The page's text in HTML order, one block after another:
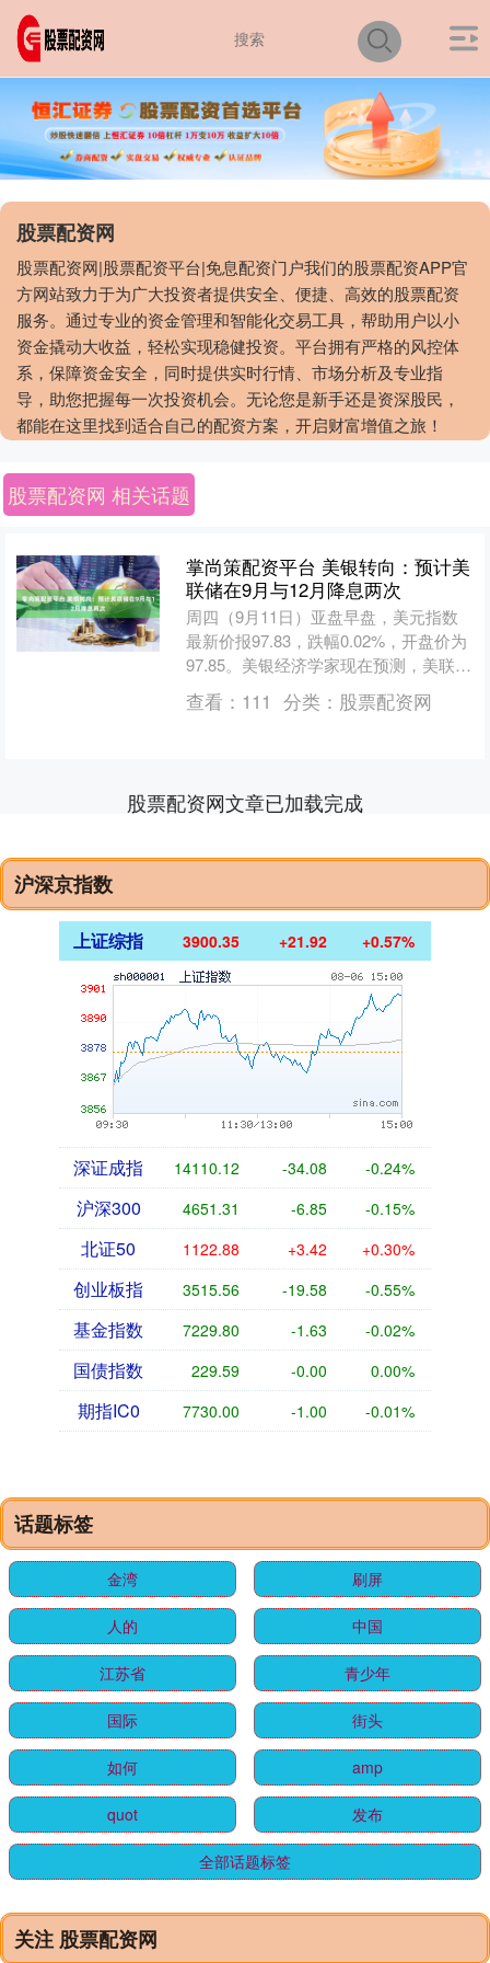
股票配资网
股票配资网|股票配资平台|免息配资门户我们的股票配资APP官
方网站致力于为广大投资者提供安全、便捷、高效的股票配资
服务。通过专业的资金管理和智能化交易工具，帮助用户以小
资金撬动大收益，轻松实现稳健投资。平台拥有严格的风控体
系，保障资金安全，同时提供实时行情、市场分析及专业指
导，助您把握每一次投资机会。无论您是新手还是资深股民，
都能在这里找到适合自己的配资方案，开启财富增值之旅！
股票配资网 相关话题
掌尚策配资平台 美银转向：预计美
联储在9月与12月降息两次
周四（9月11日）亚盘早盘，美元指数
最新价报97.83，跌幅0.02%，开盘价为
97.85。美银经济学家现在预测，美联储
今年将降息两次，分别在9月和12月进
行。....
查看： 111 分类： 股票配资网
股票配资网文章已加载完成
沪深京指数
上证综指 3900.35 +21.92 +0.57%
深证成指 14110.12 -34.08 -0.24%
沪深300 4651.31 -6.85 -0.15%
北证50 1122.88 +3.42 +0.30%
创业板指 3515.56 -19.58 -0.55%
基金指数 7229.80 -1.63 -0.02%
国债指数 229.59 -0.00 0.00%
期指IC0 7730.00 -1.00 -0.01%
话题标签
金湾 刷屏
人的 中国
江苏省 青少年
国际 街头
如何 amp
quot 发布
全部话题标签
关注 股票配资网